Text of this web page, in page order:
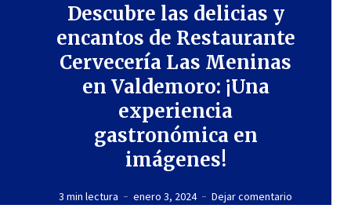
Descubre las delicias y
encantos de Restaurante
Cervecería Las Meninas
en Valdemoro: ¡Una
experiencia
gastronómica en
imágenes!
3 min lectura enero 3, 2024 Dejar comentario